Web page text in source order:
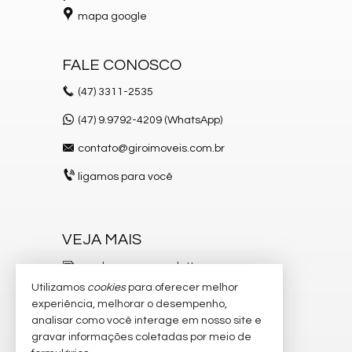
mapa google
FALE CONOSCO
(47) 3311-2535
(47) 9.9792-4209 (WhatsApp)
contato@giroimoveis.com.br
ligamos para você
VEJA MAIS
receba nosso newsletter
indicadores financeiros
cadastre seu imóvel
Utilizamos cookiespara oferecer melhor
experiência, melhorar o desempenho,
analisar como você interage em nosso site e
gravar informações coletadas por meio de